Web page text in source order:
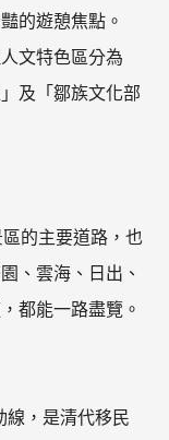
的遊憩焦點。
文特色區分為
及「鄒族文化部
的主要道路，也
、雲海、日出、
都能一路盡覽。
線，是清代移民